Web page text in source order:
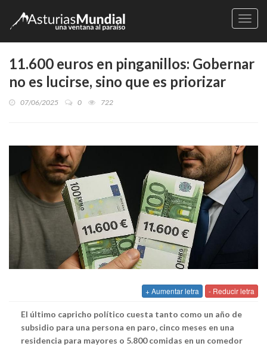
11.600 euros en pinganillos: Gobernar
no es lucirse, sino que es priorizar
07/06/2025 0 722
+ Aumentar letra - Reducir letra
El último capricho político cuesta tanto como un año de
subsidio para una persona en paro, cinco meses en una
residencia para mayores o 5.800 comidas en un comedor